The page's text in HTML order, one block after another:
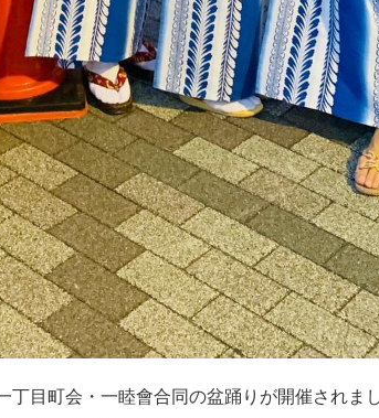
丁目町会・一睦會合同の盆踊りが開催されま